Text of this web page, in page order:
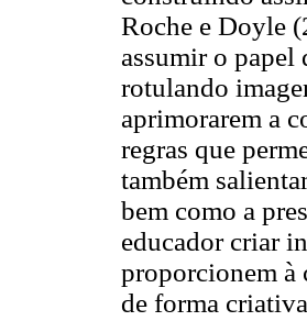
Roche e Doyle
assumir o papel
rotulando
aprimorarem a
regras que
também
bem como a
educador criar
proporcionem à
de forma